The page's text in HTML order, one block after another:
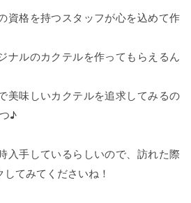
資格を持つスタッフが心を込めて作
ナルのカクテルを作ってもらえるん
美味しいカクテルを追求してみるの
♪
入手しているらしいので、訪れた際
てみてくださいね！